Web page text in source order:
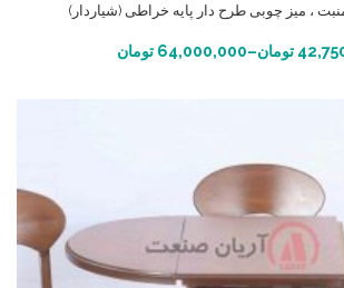
، میز چوبی طرح دار پایه خراطی (شیاردار)
تومان–
64,000,000 تومان انتخاب گزینه ها